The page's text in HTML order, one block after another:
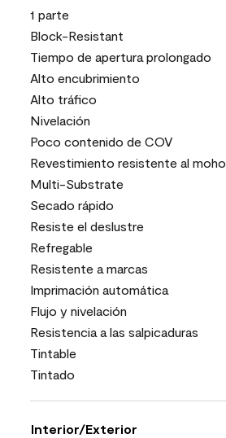
1 parte
Block-Resistant
Tiempo de apertura prolongado
Alto encubrimiento
Alto tráfico
Nivelación
Poco contenido de COV
Revestimiento resistente al moho
Multi-Substrate
Secado rápido
Resiste el deslustre
Refregable
Resistente a marcas
Imprimación automática
Flujo y nivelación
Resistencia a las salpicaduras
Tintable
Tintado
Interior/Exterior